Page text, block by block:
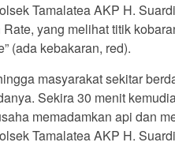
Tamalatea AKP H.
yang melihat titik
(ada kebakaran, red).
masyarakat sekitar
Sekira 30 menit
memadamkan api dan
Tamalatea AKP H.